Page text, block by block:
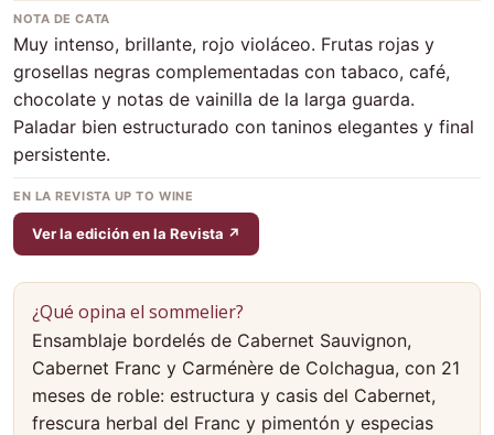
NOTA DE CATA
Muy intenso, brillante, rojo violáceo. Frutas rojas y
grosellas negras complementadas con tabaco, café,
chocolate y notas de vainilla de la larga guarda.
Paladar bien estructurado con taninos elegantes y final
persistente.
EN LA REVISTA UP TO WINE
Ver la edición en la Revista ↗
¿Qué opina el sommelier?
Ensamblaje bordelés de Cabernet Sauvignon,
Cabernet Franc y Carménère de Colchagua, con 21
meses de roble: estructura y casis del Cabernet,
frescura herbal del Franc y pimentón y especias